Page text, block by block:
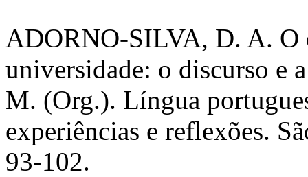
ADORNO-SILVA, D. A. O
universidade: o discurso e
M. (Org.). Língua
experiências e reflexões.
93-102.